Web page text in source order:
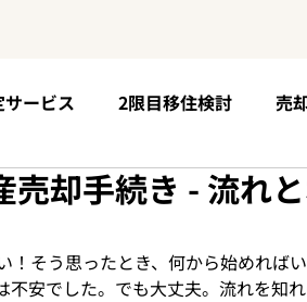
サービス 2限目移住検討 売
5限目購入手順 お客様の
報 個性が育つ場所
売却手続き - 流れ
！そう思ったとき、何から始めれば
不安でした。でも大丈夫。流れを知